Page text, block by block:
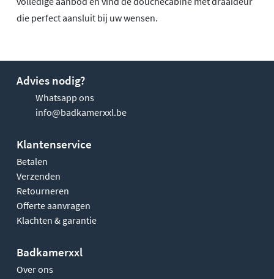
die perfect aansluit bij uw wensen.
Advies nodig?
Whatsapp ons
info@badkamerxxl.be
Klantenservice
Betalen
Verzenden
Retourneren
Offerte aanvragen
Klachten & garantie
Badkamerxxl
Over ons